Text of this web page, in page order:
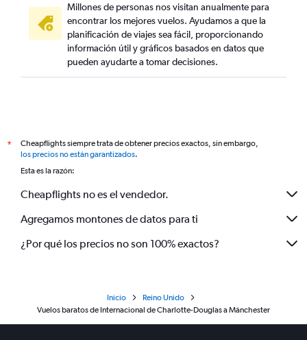
Millones de personas nos visitan anualmente para
encontrar los mejores vuelos. Ayudamos a que la
planificación de viajes sea fácil, proporcionando
información útil y gráficos basados en datos que
pueden ayudarte a tomar decisiones.
*
Cheapflights siempre trata de obtener precios exactos, sin embargo,
los precios no están garantizados.
Esta es la razón:
Cheapflights no es el vendedor.
Agregamos montones de datos para ti
¿Por qué los precios no son 100% exactos?
Inicio
Reino Unido
Vuelos baratos de Internacional de Charlotte-Douglas a Mánchester